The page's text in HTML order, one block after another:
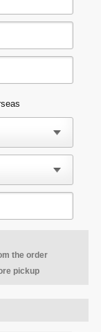
the order
pickup